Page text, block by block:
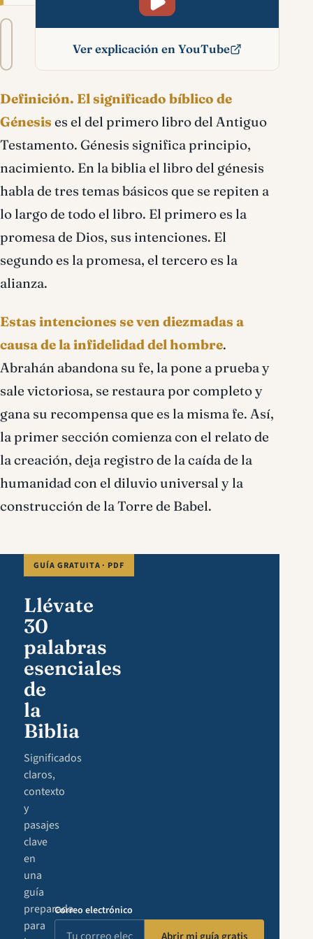
Tamaño
A− A+
bíblico
Ver explicación en YouTube
Definición. El significado bíblico de
Génesis es el del primero libro del Antiguo
Testamento. Génesis significa principio,
nacimiento. En la biblia el libro del génesis
habla de tres temas básicos que se repiten a
lo largo de todo el libro. El primero es la
promesa de Dios, sus intenciones. El
segundo es la promesa, el tercero es la
alianza.
Estas intenciones se ven diezmadas a
causa de la infidelidad del hombre.
Abrahán abandona su fe, la pone a prueba y
sale victoriosa, se restaura por completo y
gana su recompensa que es la misma fe. Así,
la primer sección comienza con el relato de
la creación, deja registro de la caída de la
humanidad con el diluvio universal y la
construcción de la Torre de Babel.
GUÍA GRATUITA · PDF
Llévate
30
palabras
esenciales
de
la
Biblia
Significados
claros,
contexto
y
pasajes
clave
en
una
guía
preparada
para
Correo electrónico